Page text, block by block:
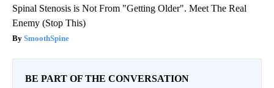
Spinal Stenosis is Not From "Getting Older". Meet The Real
Enemy (Stop This)
SmoothSpine
BE PART OF THE CONVERSATION